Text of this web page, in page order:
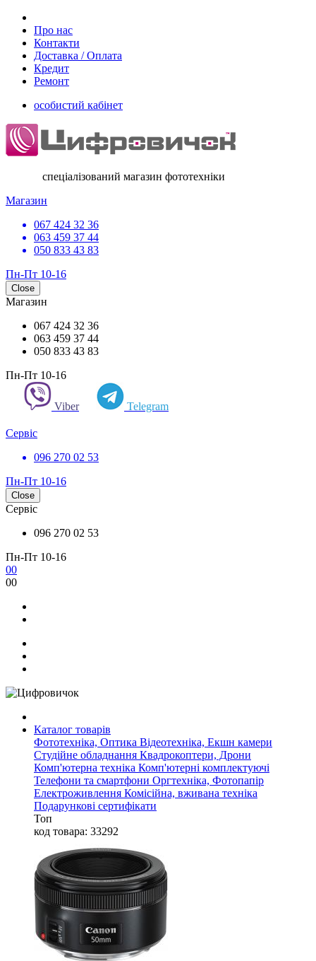
Про нас
Контакти
Доставка / Оплата
Кредит
Ремонт
особистий кабінет
спеціалізований магазин фототехніки
Магазин
067 424 32 36
063 459 37 44
050 833 43 83
Пн-Пт 10-16
Close
Магазин
067 424 32 36
063 459 37 44
050 833 43 83
Пн-Пт 10-16
Viber Telegram
Сервіс
096 270 02 53
Пн-Пт 10-16
Close
Сервіс
096 270 02 53
Пн-Пт 10-16
00
00
Каталог товарів
Фототехніка, Оптика Відеотехніка, Екшн камери
Студійне обладнання Квадрокоптери, Дрони
Комп'ютерна техніка Комп'ютерні комплектуючі
Телефони та смартфони Оргтехніка, Фотопапір
Електроживлення Комісійна, вживана техніка
Подарункові сертифікати
Топ
код товара: 33292